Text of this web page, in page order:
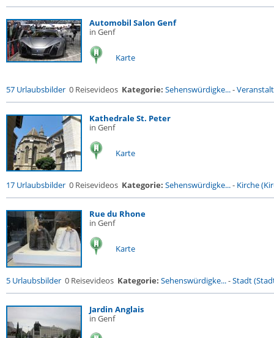
Automobil Salon Genf
in Genf
Karte
57 Urlaubsbilder 0 Reisevideos Kategorie: Sehenswürdigke...-
Kathedrale St. Peter
in Genf
Karte
17 Urlaubsbilder 0 Reisevideos Kategorie: Sehenswürdigke...- Kirche
Rue du Rhone
in Genf
Karte
5 Urlaubsbilder 0 Reisevideos Kategorie: Sehenswürdigke...-Stadt
Jardin Anglais
in Genf